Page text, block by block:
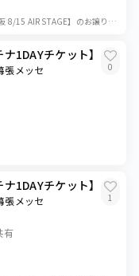
SUMMER SONIC 2026 サマソニ 朝イチ整理券【大阪 8/15 AIR STAGE】のお譲りです。 本チケと合わせて購入希望の場合は対応🉑 1枚の...
1DAYチケット】
張メッセ 0
1DAYチケット】
張メッセ 1
有